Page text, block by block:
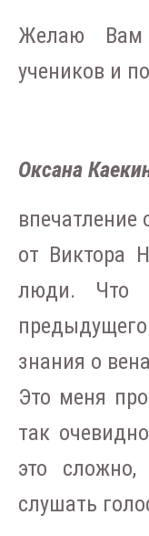
Желаю Вам
учеников и
Оксана
впечатление
от Виктора
люди. Что
знания о
Это меня
так
это
слушать